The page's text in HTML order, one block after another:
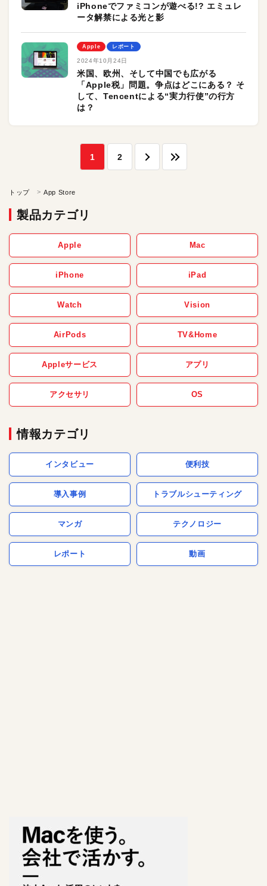
iPhoneでファミコンが遊べる!? エミュレ
ータ解禁による光と影
Apple レポート
2024年10月24日
米国、欧州、そして中国でも広がる
「Apple税」問題。争点はどこにある？ そ
して、Tencentによる“実力行使”の行方
は？
1 2
トップ App Store
製品カテゴリ
Apple Mac
iPhone iPad
Watch Vision
AirPods TV&Home
Appleサービス アプリ
アクセサリ OS
情報カテゴリ
インタビュー 便利技
導入事例 トラブルシューティング
マンガ テクノロジー
レポート 動画